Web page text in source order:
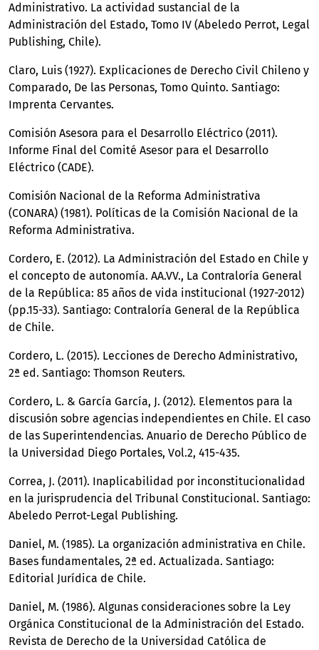
Administrativo. La actividad sustancial de la
Administración del Estado, Tomo IV (Abeledo Perrot, Legal
Publishing, Chile).
Claro, Luis (1927). Explicaciones de Derecho Civil Chileno y
Comparado, De las Personas, Tomo Quinto. Santiago:
Imprenta Cervantes.
Comisión Asesora para el Desarrollo Eléctrico (2011).
Informe Final del Comité Asesor para el Desarrollo
Eléctrico (CADE).
Comisión Nacional de la Reforma Administrativa
(CONARA) (1981). Políticas de la Comisión Nacional de la
Reforma Administrativa.
Cordero, E. (2012). La Administración del Estado en Chile y
el concepto de autonomía. AA.VV., La Contraloría General
de la República: 85 años de vida institucional (1927-2012)
(pp.15-33). Santiago: Contraloría General de la República
de Chile.
Cordero, L. (2015). Lecciones de Derecho Administrativo,
2ª ed. Santiago: Thomson Reuters.
Cordero, L. & García García, J. (2012). Elementos para la
discusión sobre agencias independientes en Chile. El caso
de las Superintendencias. Anuario de Derecho Público de
la Universidad Diego Portales, Vol.2, 415-435.
Correa, J. (2011). Inaplicabilidad por inconstitucionalidad
en la jurisprudencia del Tribunal Constitucional. Santiago:
Abeledo Perrot-Legal Publishing.
Daniel, M. (1985). La organización administrativa en Chile.
Bases fundamentales, 2ª ed. Actualizada. Santiago:
Editorial Jurídica de Chile.
Daniel, M. (1986). Algunas consideraciones sobre la Ley
Orgánica Constitucional de la Administración del Estado.
Revista de Derecho de la Universidad Católica de